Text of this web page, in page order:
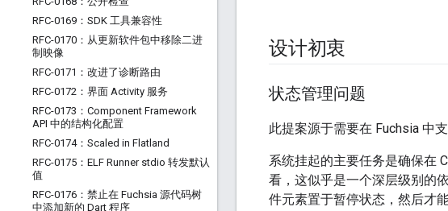
RFC-0169：SDK 工具兼容性
RFC-0170：从更新软件包中移除二进
制映像
RFC-0171：改进了诊断路由
RFC-0172：界面 Activity 服务
RFC-0173：Component Framework
API 中的结构化配置
RFC-0174：Scaled in Flatland
RFC-0175：ELF Runner stdio 转发默认
值
RFC-0176：禁止在 Fuchsia 源代码树
中添加新的 Dart 程序
设计初衷
状态管理问题
此提案源于需要在 Fuchsia 中
系统挂起的主要任务是确保在
看，这似乎是一个深层级别的
件元素置于暂停状态，然后才能